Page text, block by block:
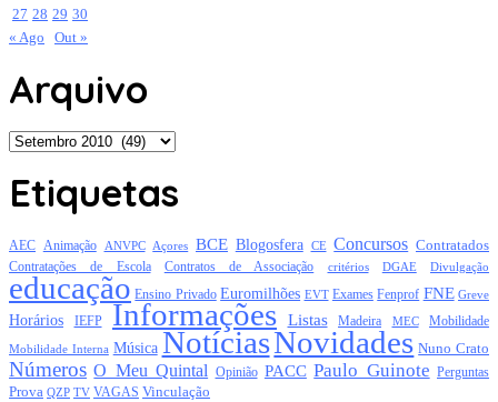
27 28 29 30
« Ago
Out »
Arquivo
Arquivo
Etiquetas
AEC Animação ANVPC Açores BCE Blogosfera CE Concursos Contratados
Contratações de Escola Contratos de Associação critérios DGAE Divulgação
educação Ensino Privado Euromilhões EVT Exames Fenprof FNE Greve
Horários IEFP Informações Listas Madeira MEC Mobilidade
Mobilidade Interna Música NotíciasNovidades Nuno Crato
Números O Meu Quintal Opinião PACC Paulo Guinote Perguntas
Prova QZP TV VAGAS Vinculação